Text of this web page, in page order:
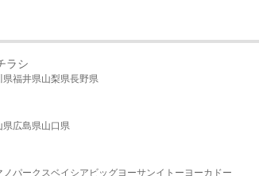
ラシ
県福井県山梨県長野県
県広島県山口県
ノパークスベイシア ビッグヨーサンイトーヨーカドー